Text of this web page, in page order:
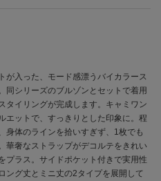
が入った、モード感漂うバイカラース
同シリーズのブルゾンとセットで着用
タイリングが完成します。キャミワン
エットで、すっきりとした印象に。程
身体のラインを拾いすぎず、1枚でも
華奢なストラップがデコルテをきれい
プラス。サイドポケット付きで実用性
ング丈とミニ丈の2タイプを展開して